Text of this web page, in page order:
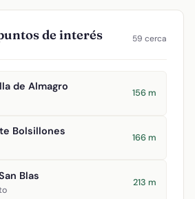
de interés 59 cerca
de Almagro
156 m
Bolsillones
166 m
Blas
213 m